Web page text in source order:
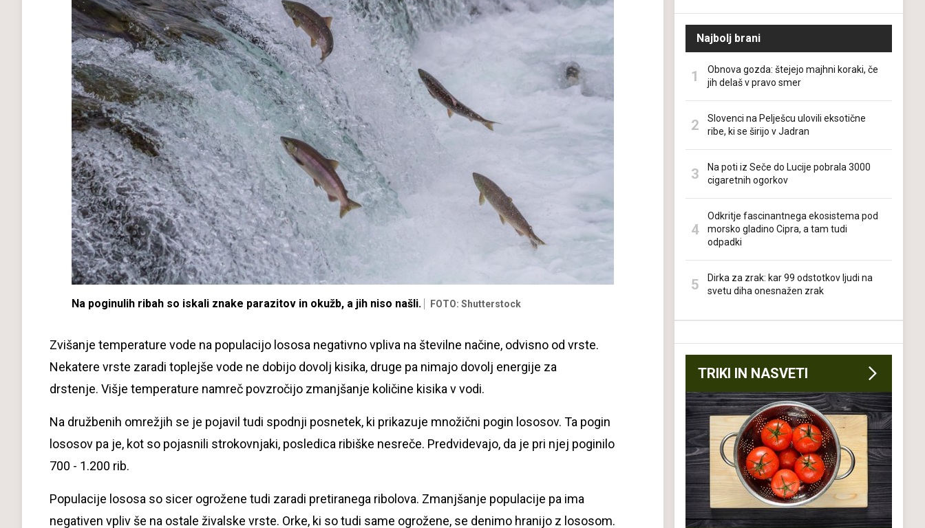
Na poginulih ribah so iskali znake parazitov in okužb, a jih niso našli. FOTO: Shutterstock
Zvišanje temperature vode na populacijo lososa negativno vpliva na številne načine, odvisno od vrste.
Nekatere vrste zaradi toplejše vode ne dobijo dovolj kisika, druge pa nimajo dovolj energije za
drstenje. Višje temperature namreč povzročijo zmanjšanje količine kisika v vodi.
Na družbenih omrežjih se je pojavil tudi spodnji posnetek, ki prikazuje množični pogin lososov. Ta pogin
lososov pa je, kot so pojasnili strokovnjaki, posledica ribiške nesreče. Predvidevajo, da je pri njej poginilo
700 - 1.200 rib.
Populacije lososa so sicer ogrožene tudi zaradi pretiranega ribolova. Zmanjšanje populacije pa ima
negativen vpliv še na ostale živalske vrste. Orke, ki so tudi same ogrožene, se denimo hranijo z lososom.
Najbolj brani
Obnova gozda: štejejo majhni koraki, če
jih delaš v pravo smer
Slovenci na Pelješcu ulovili eksotične
ribe, ki se širijo v Jadran
Na poti iz Seče do Lucije pobrala 3000
cigaretnih ogorkov
Odkritje fascinantnega ekosistema pod
morsko gladino Cipra, a tam tudi
odpadki
Dirka za zrak: kar 99 odstotkov ljudi na
svetu diha onesnažen zrak
TRIKI IN NASVETI